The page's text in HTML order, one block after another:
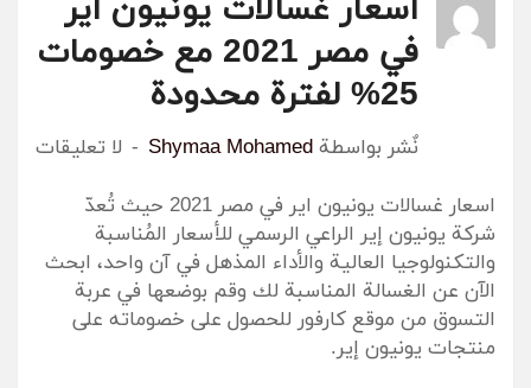
اسعار غسالات يونيون اير
في مصر 2021 مع خصومات
25% لفترة محدودة
نٌشر بواسطة Shymaa Mohamed لا تعليقات
اسعار غسالات يونيون اير في مصر 2021 حيث تُعدّ
شركة يونيون إير الراعي الرسمي للأسعار المُناسبة
والتكنولوجيا العالية والأداء المذهل في آن واحد، ابحث
الآن عن الغسالة المناسبة لك وقم بوضعها في عربة
التسوق من موقع كارفور للحصول على خصوماته على
منتجات يونيون إير.